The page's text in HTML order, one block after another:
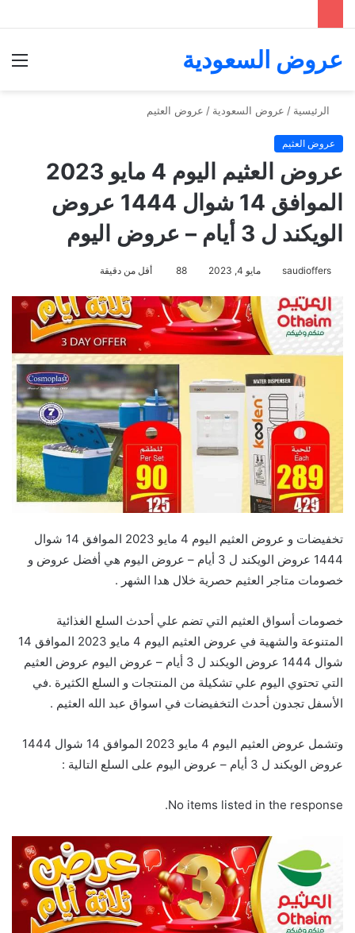
عروض السعودية
الرئيسية / عروض السعودية / عروض العثيم
عروض العثيم
عروض العثيم اليوم 4 مايو 2023
الموافق 14 شوال 1444 عروض
الويكند ل 3 أيام – عروض اليوم
saudioffers مايو 4, 2023 88 أقل من دقيقة
تخفيضات و عروض العثيم اليوم 4 مايو 2023 الموافق 14 شوال
1444 عروض الويكند ل 3 أيام – عروض اليوم هي أفضل عروض و
خصومات متاجر العثيم حصرية خلال هدا الشهر .
خصومات أسواق العثيم التي تضم علي أحدث السلع الغذائية
المتنوعة والشهية في عروض العثيم اليوم 4 مايو 2023 الموافق 14
شوال 1444 عروض الويكند ل 3 أيام – عروض اليوم عروض العثيم
التي تحتوي اليوم علي تشكيلة من المنتجات و السلع الكثيرة .في
الأسفل تجدون أحدث التخفيضات في اسواق عبد الله العثيم .
وتشمل عروض العثيم اليوم 4 مايو 2023 الموافق 14 شوال 1444
عروض الويكند ل 3 أيام – عروض اليوم على السلع التالية :
No items listed in the response.